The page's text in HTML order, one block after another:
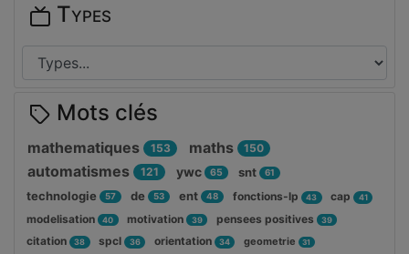
Types
Mots clés
mathematiques 153 maths 150
automatismes 121 ywc 65 snt 61
technologie 57 de 53 ent 48 fonctions-lp 43 cap 41
modelisation 40 motivation 39 pensees positives 39
citation 38 spcl 36 orientation 34 geometrie 31